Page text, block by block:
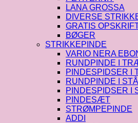
LANA GROSSA
DIVERSE
GRATIS
BØGER
STRIKKEPINDE
VARIO NERA
RUNDPINDE I
PINDESPIDSER I
RUNDPINDE I
PINDESPIDSER I
PINDESÆT
STRØMPEPINDE
ADDI